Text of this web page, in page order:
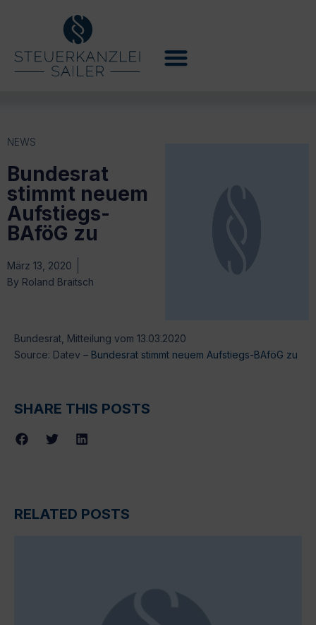
NEWS
Bundesrat
stimmt neuem
Aufstiegs-
BAföG zu
März 13, 2020
By Roland Braitsch
Bundesrat, Mitteilung vom 13.03.2020
Source: Datev – Bundesrat stimmt neuem Aufstiegs-BAföG zu
SHARE THIS POSTS
RELATED POSTS